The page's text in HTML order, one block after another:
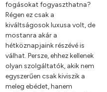
fogásokat fogyaszthatna?
Régen ez csak a
kiváltságosok luxusa volt, de
mostanra akár a
hétköznapjaink részévé is
válhat. Persze, ehhez kellenek
olyan szolgáltatók, akik nem
egyszerűen csak kiviszik a
meleg ebédet, hanem